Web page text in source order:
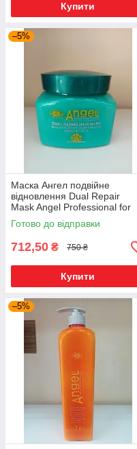
Купити
–5%
Маска Ангел подвійне
відновлення Dual Repair
Mask Angel Professional for
damated/dry hair 500 мл
Готово до відправки
712,50 ₴ 750 ₴
Купити
–5%